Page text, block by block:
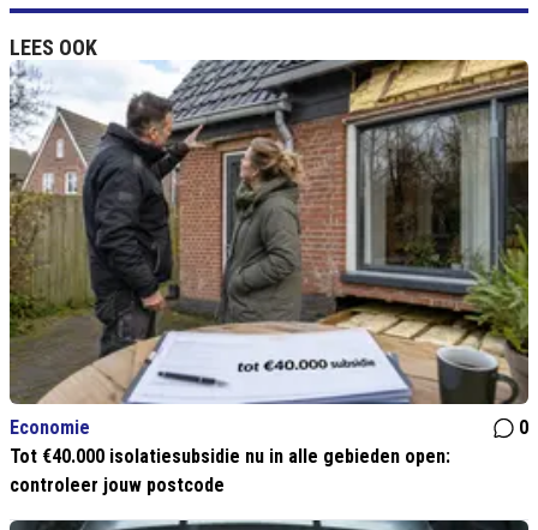
LEES OOK
Economie
0
Tot €40.000 isolatiesubsidie nu in alle gebieden open:
controleer jouw postcode